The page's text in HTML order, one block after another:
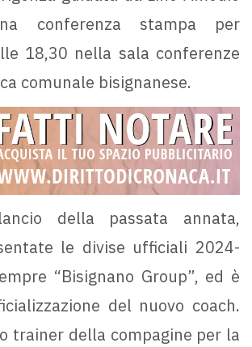
conferenza stampa per
18,30 nella sala conferenze
comunale bisignanese.
della passata annata,
le divise ufficiali 2024-
“Bisignano Group”, ed è
del nuovo coach.
trainer della compagine per la